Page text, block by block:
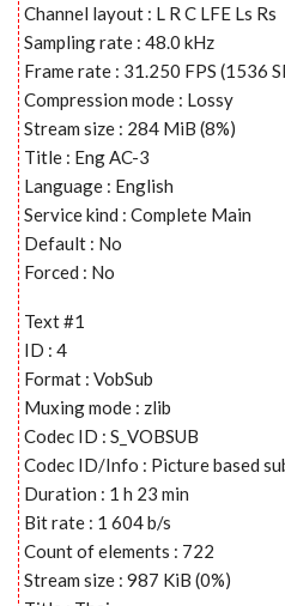
Channel layout : L R C LFE Ls Rs
Sampling rate : 48.0 kHz
Frame rate : 31.250 FPS (1536
Compression mode : Lossy
Stream size : 284 MiB (8%)
Title : Eng AC-3
Language : English
Service kind : Complete Main
Default : No
Forced : No
Text #1
ID : 4
Format : VobSub
Muxing mode : zlib
Codec ID : S_VOBSUB
Codec ID/Info : Picture based
Duration : 1 h 23 min
Bit rate : 1 604 b/s
Count of elements : 722
Stream size : 987 KiB (0%)